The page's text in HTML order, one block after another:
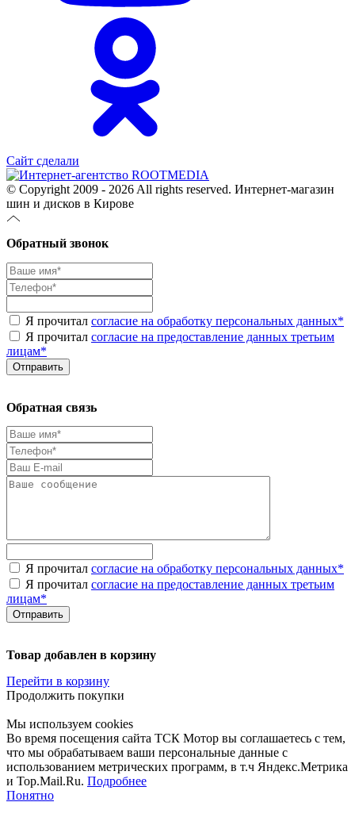
Сайт сделали
© Copyright 2009 - 2026 All rights reserved. Интернет-магазин
шин и дисков в Кирове
Обратный звонок
Я прочитал согласие на обработку персональных данных*
Я прочитал согласие на предоставление данных третьим
лицам*
Обратная связь
Я прочитал согласие на обработку персональных данных*
Я прочитал согласие на предоставление данных третьим
лицам*
Товар добавлен в корзину
Перейти в корзину
Продолжить покупки
Мы используем cookies
Во время посещения сайта ТСК Мотор вы соглашаетесь с тем,
что мы обрабатываем ваши персональные данные с
использованием метрических программ, в т.ч Яндекс.Метрика
и Top.Mail.Ru. Подробнее
Понятно